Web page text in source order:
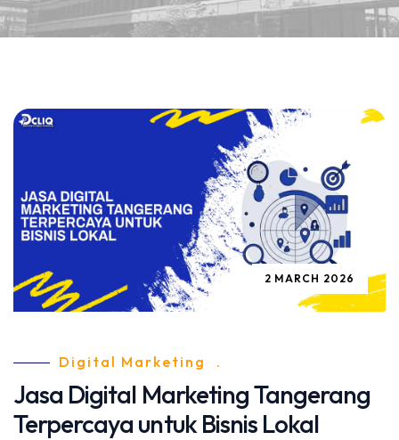
2 MARCH 2026
Digital Marketing .
Jasa Digital Marketing Tangerang
Terpercaya untuk Bisnis Lokal